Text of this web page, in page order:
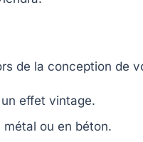
de la conception de
effet vintage.
métal ou en béton.